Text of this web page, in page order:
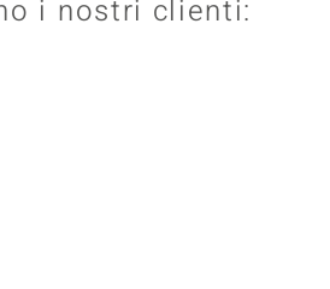
i nostri clienti: